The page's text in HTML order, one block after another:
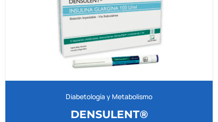
Diabetología y Metabolismo
DENSULENT®